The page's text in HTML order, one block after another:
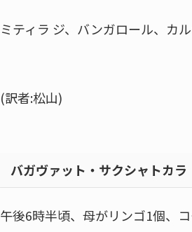
ミティラ ジ、バンガロール、カ
(訳者:松山)
バガヴァット・サクシャトカ
午後6時半頃、母がリンゴ1個、